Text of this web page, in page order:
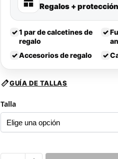
Regalos +
✓1 par de calcetines de
regalo
✓
✓Accesorios de regalo ✓
GUÍA DE TALLAS
Talla